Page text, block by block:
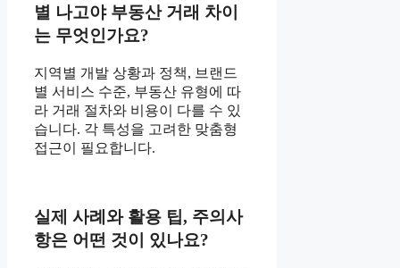
별 나고야 부동산 거래 차이
는 무엇인가요?
지역별 개발 상황과 정책, 브랜드
별 서비스 수준, 부동산 유형에 따
라 거래 절차와 비용이 다를 수 있
습니다. 각 특성을 고려한 맞춤형
접근이 필요합니다.
실제 사례와 활용 팁, 주의사
항은 어떤 것이 있나요?